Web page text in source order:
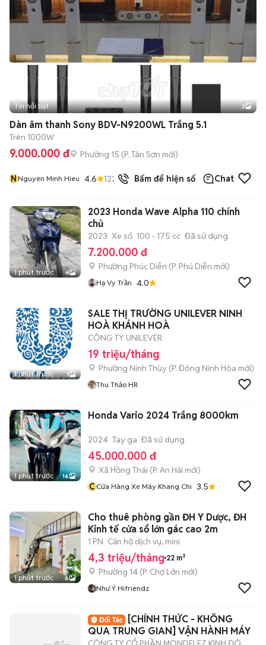
Tin nổi bật 3
Dàn âm thanh Sony BDV-N9200WL Trắng 5.1
Trên 1000W
9.000.000 đ Phường 15 (P. Tân Sơn mới)
NNguyen Minh Hieu 4.6 122 đã bánBấm để hiện số Chat
1 phút trước 4
2023 Honda Wave Alpha 110 chính
chủ
2023 Xe số 100 - 175 cc Đã sử dụng
7.200.000 đ
Phường Phúc Diễn (P. Phú Diễn mới)
Hạ Vy Trần 4.0
1 phút trước 1
SALE THỊ TRƯỜNG UNILEVER NINH
HOÀ KHÁNH HOÀ
CÔNG TY UNILEVER
19 triệu/tháng
Phường Ninh Thủy (P. Đông Ninh Hòa mới)
Thu Thảo HR
1 phút trước 16
Honda Vario 2024 Trắng 8000km
2024 Tay ga Đã sử dụng
45.000.000 đ
Xã Hồng Thái (P. An Hải mới)
CCửa Hàng Xe Máy Khang Chi 3.5
1 phút trước 6
Cho thuê phòng gần ĐH Y Dược, ĐH
Kinh tế cửa sổ lớn gác cao 2m
1 PN Căn hộ dịch vụ, mini
4,3 triệu/tháng 22 m²
Phường 14 (P. Chợ Lớn mới)
Như Ý Hifriendz
[CHÍNH THỨC - KHÔNG
QUA TRUNG GIAN] VẬN HÀNH MÁY